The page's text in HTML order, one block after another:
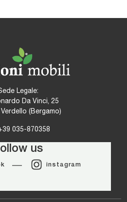
Legale:
Da Vinci, 25
(Bergamo)
035-870358
us
instagram